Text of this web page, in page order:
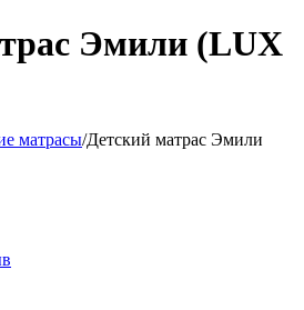
Эмили (LUX
матрасы/Детский матрас Эмили